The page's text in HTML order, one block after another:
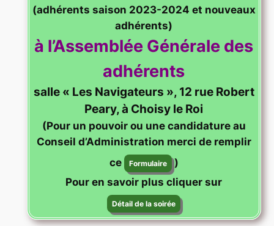
(adhérents saison 2023-2024 et nouveaux
adhérents)
à l’Assemblée Générale des
adhérents
salle « Les Navigateurs », 12 rue Robert
Peary, à Choisy le Roi
(Pour un pouvoir ou une candidature au
Conseil d’Administration merci de remplir
ce
Formulaire )
Pour en savoir plus cliquer sur
Détail de la soirée